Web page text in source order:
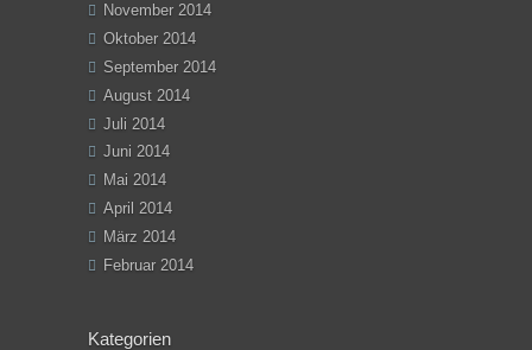
November 2014
Oktober 2014
September 2014
August 2014
Juli 2014
Juni 2014
Mai 2014
April 2014
März 2014
Februar 2014
Kategorien